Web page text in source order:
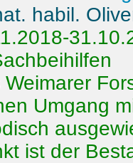
habil.
Weimarer
Umgang
ist der